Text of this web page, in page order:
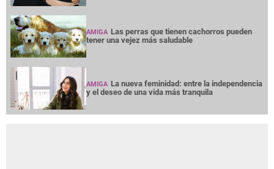
AMIGA Las perras que tienen cachorros pueden
tener una vejez más saludable
AMIGA La nueva feminidad: entre la independencia
y el deseo de una vida más tranquila